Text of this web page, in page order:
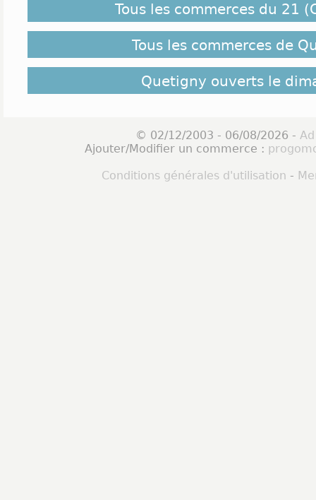
Tous les commerces du 21
Tous les commerces de
Quetigny ouverts le
© 02/12/2003 - 06/08/2026 -
Ajouter/Modifier un commerce :
Conditions générales d'utilisation -